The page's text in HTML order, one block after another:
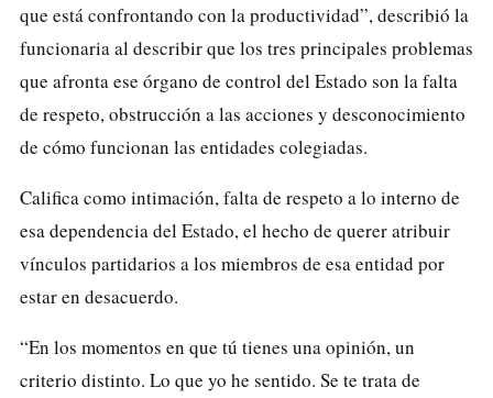
que está confrontando con la productividad”, describió la
funcionaria al describir que los tres principales problemas
que afronta ese órgano de control del Estado son la falta
de respeto, obstrucción a las acciones y desconocimiento
de cómo funcionan las entidades colegiadas.
Califica como intimación, falta de respeto a lo interno de
esa dependencia del Estado, el hecho de querer atribuir
vínculos partidarios a los miembros de esa entidad por
estar en desacuerdo.
“En los momentos en que tú tienes una opinión, un
criterio distinto. Lo que yo he sentido. Se te trata de